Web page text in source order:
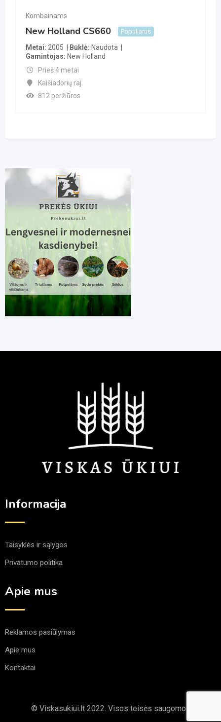
Kombainams
New Holland CS660 Populiarus
Metai 2005 Būklė Naudota
Gamintojas
New Holland
Prieš 4 metai
Kaišiadorių raj.
812 peržiūros
Informacija
Taisyklės ir sąlygos
Privatumo politika
Apie mus
Reklamos pasiūlymas
Apie mus
Kontaktai
© Viskasukiui.lt 2022. Visos teisės saugomos